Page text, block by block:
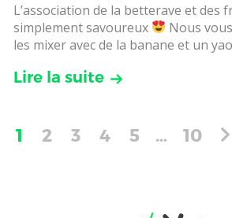
L’association de la betterave et des
simplement savoureux
Nous
les mixer avec de la banane et un
Lire la suite
1 2 3 4 5 … 10